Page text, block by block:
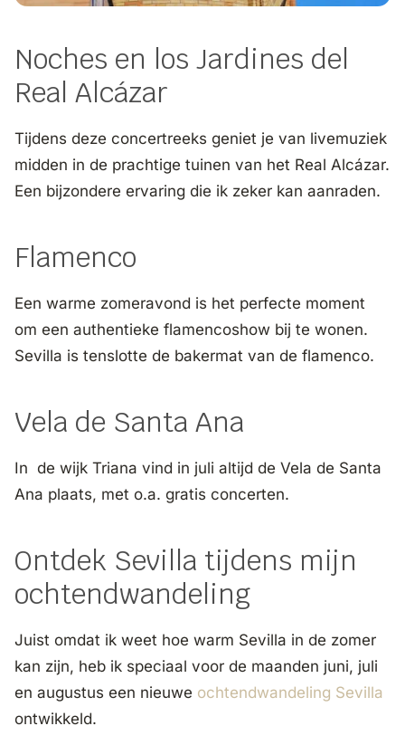
Noches en los Jardines del
Real Alcázar
Tijdens deze concertreeks geniet je van livemuziek
midden in de prachtige tuinen van het Real Alcázar.
Een bijzondere ervaring die ik zeker kan aanraden.
Flamenco
Een warme zomeravond is het perfecte moment
om een authentieke flamencoshow bij te wonen.
Sevilla is tenslotte de bakermat van de flamenco.
Vela de Santa Ana
In de wijk Triana vind in juli altijd de Vela de Santa
Ana plaats, met o.a. gratis concerten.
Ontdek Sevilla tijdens mijn
ochtendwandeling
Juist omdat ik weet hoe warm Sevilla in de zomer
kan zijn, heb ik speciaal voor de maanden juni, juli
en augustus een nieuwe ochtendwandeling Sevilla
ontwikkeld.